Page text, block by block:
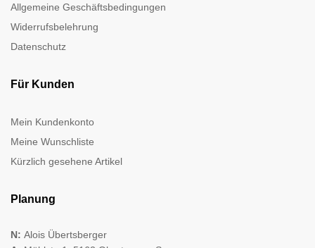
Allgemeine Geschäftsbedingungen
Widerrufsbelehrung
Datenschutz
Für Kunden
Mein Kundenkonto
Meine Wunschliste
Kürzlich gesehene Artikel
Planung
N: Alois Übertsberger